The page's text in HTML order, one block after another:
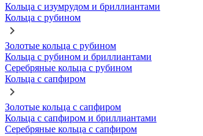
Кольца с изумрудом и бриллиантами
Кольца с рубином
Золотые кольца с рубином
Кольца с рубином и бриллиантами
Серебряные кольца с рубином
Кольца с сапфиром
Золотые кольца с сапфиром
Кольца с сапфиром и бриллиантами
Серебряные кольца с сапфиром